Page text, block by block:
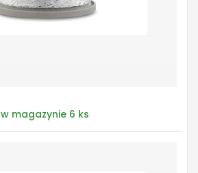
w magazynie 6 ks